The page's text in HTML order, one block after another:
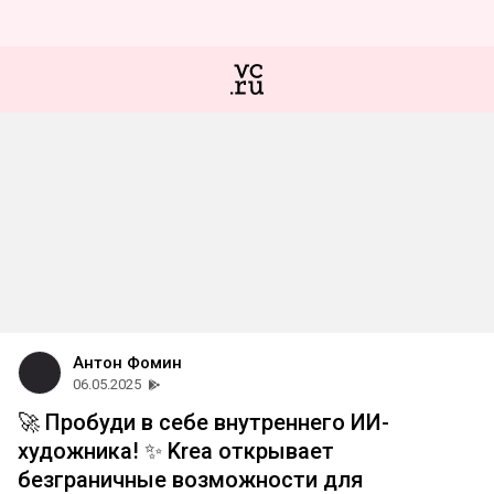
Антон Фомин
06.05.2025
🚀 Пробуди в себе внутреннего ИИ-
художника! ✨ Krea открывает
безграничные возможности для